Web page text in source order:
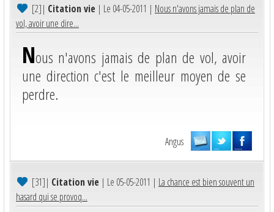
[2]| Citation vie | Le 04-05-2011 | Nous n'avons jamais de plan de
vol, avoir une dire...
Nous n'avons jamais de plan de vol, avoir
une direction c'est le meilleur moyen de se
perdre.
Angus
[31]| Citation vie | Le 05-05-2011 | La chance est bien souvent un
hasard qui se provoq...